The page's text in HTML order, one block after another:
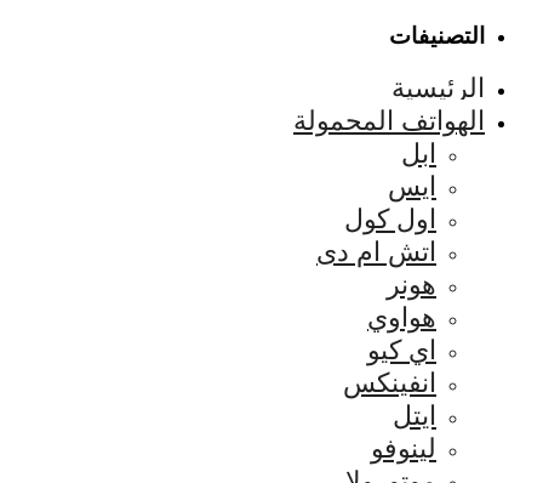
التصنيفات
الرئيسية
الهواتف المحمولة
ابل
ايس
اول كول
اتش ام دى
هونر
هواوي
اي كيو
انفينكس
ايتل
لينوفو